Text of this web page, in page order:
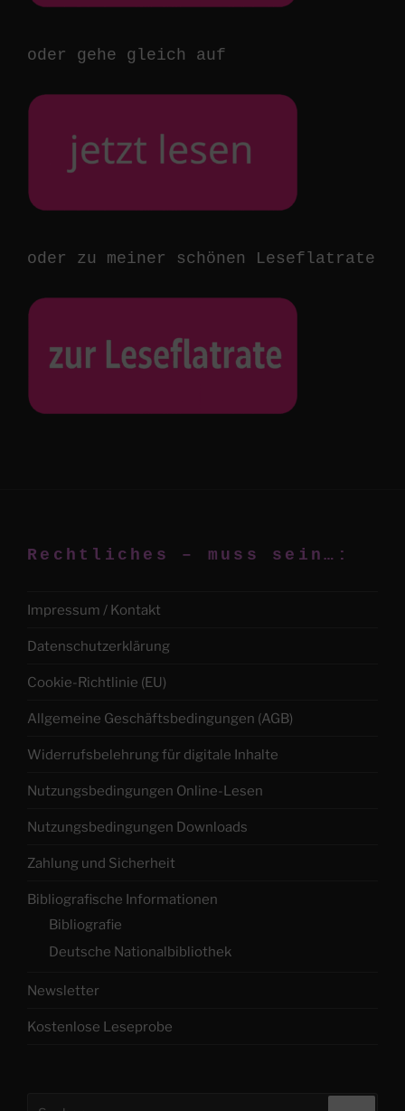
oder gehe gleich auf
oder zu meiner schönen Leseflatrate
Rechtliches – muss sein…:
Impressum / Kontakt
Datenschutzerklärung
Cookie-Richtlinie (EU)
Allgemeine Geschäftsbedingungen (AGB)
Widerrufsbelehrung für digitale Inhalte
Nutzungsbedingungen Online-Lesen
Nutzungsbedingungen Downloads
Zahlung und Sicherheit
Bibliografische Informationen
Bibliografie
Deutsche Nationalbibliothek
Newsletter
Kostenlose Leseprobe